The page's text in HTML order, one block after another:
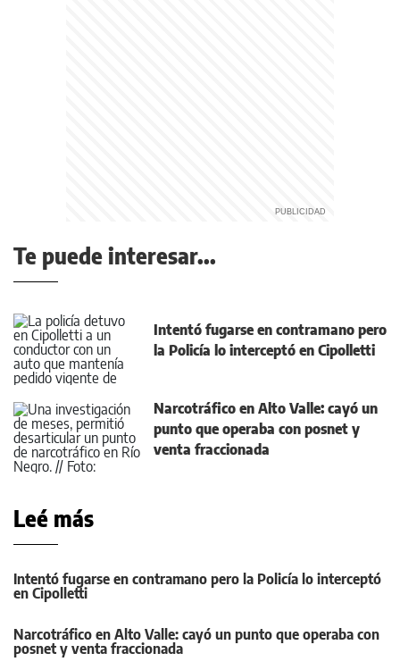
Te puede interesar...
Intentó fugarse en contramano pero
la Policía lo interceptó en Cipolletti
Narcotráfico en Alto Valle: cayó un
punto que operaba con posnet y
venta fraccionada
Leé más
Intentó fugarse en contramano pero la Policía lo interceptó
en Cipolletti
Narcotráfico en Alto Valle: cayó un punto que operaba con
posnet y venta fraccionada